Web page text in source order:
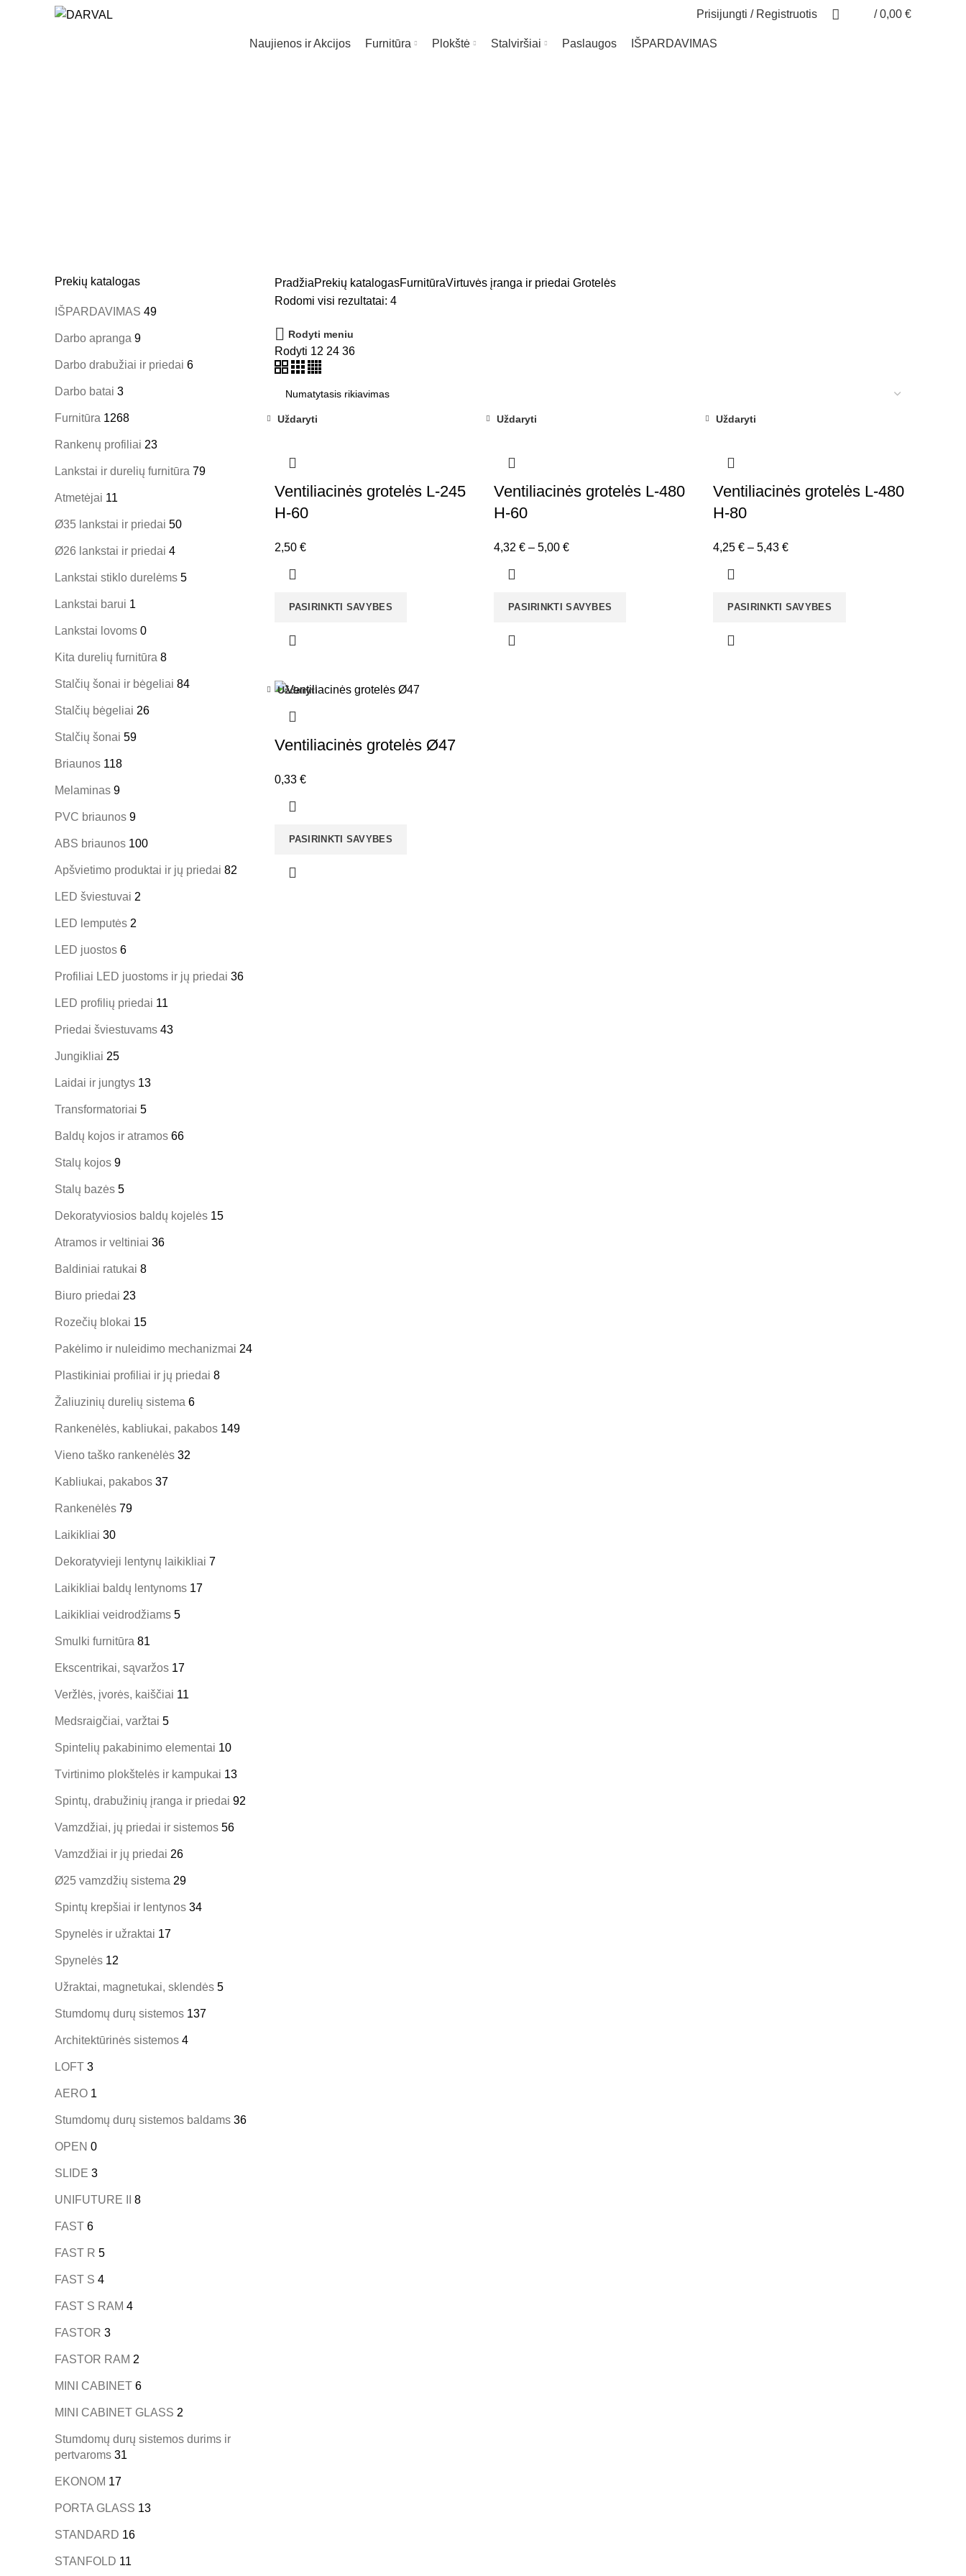
Prisijungti / Registruotis / 0,00 €
Naujienos ir Akcijos Furnitūra Plokštė Stalviršiai Paslaugos IŠPARDAVIMAS
Prekių katalogas
IŠPARDAVIMAS 49
Darbo apranga 9
Darbo drabužiai ir priedai 6
Darbo batai 3
Furnitūra 1268
Rankenų profiliai 23
Lankstai ir durelių furnitūra 79
Atmetėjai 11
Ø35 lankstai ir priedai 50
Ø26 lankstai ir priedai 4
Lankstai stiklo durelėms 5
Lankstai barui 1
Lankstai lovoms 0
Kita durelių furnitūra 8
Stalčių šonai ir bėgeliai 84
Stalčių bėgeliai 26
Stalčių šonai 59
Briaunos 118
Melaminas 9
PVC briaunos 9
ABS briaunos 100
Apšvietimo produktai ir jų priedai 82
LED šviestuvai 2
LED lemputės 2
LED juostos 6
Profiliai LED juostoms ir jų priedai 36
LED profilių priedai 11
Priedai šviestuvams 43
Jungikliai 25
Laidai ir jungtys 13
Transformatoriai 5
Baldų kojos ir atramos 66
Stalų kojos 9
Stalų bazės 5
Dekoratyviosios baldų kojelės 15
Atramos ir veltiniai 36
Baldiniai ratukai 8
Biuro priedai 23
Rozečių blokai 15
Pakėlimo ir nuleidimo mechanizmai 24
Plastikiniai profiliai ir jų priedai 8
Žaliuzinių durelių sistema 6
Rankenėlės, kabliukai, pakabos 149
Vieno taško rankenėlės 32
Kabliukai, pakabos 37
Rankenėlės 79
Laikikliai 30
Dekoratyvieji lentynų laikikliai 7
Laikikliai baldų lentynoms 17
Laikikliai veidrodžiams 5
Smulki furnitūra 81
Ekscentrikai, sąvaržos 17
Veržlės, įvorės, kaiščiai 11
Medsraigčiai, varžtai 5
Spintelių pakabinimo elementai 10
Tvirtinimo plokštelės ir kampukai 13
Spintų, drabužinių įranga ir priedai 92
Vamzdžiai, jų priedai ir sistemos 56
Vamzdžiai ir jų priedai 26
Ø25 vamzdžių sistema 29
Spintų krepšiai ir lentynos 34
Spynelės ir užraktai 17
Spynelės 12
Užraktai, magnetukai, sklendės 5
Stumdomų durų sistemos 137
Architektūrinės sistemos 4
LOFT 3
AERO 1
Stumdomų durų sistemos baldams 36
OPEN 0
SLIDE 3
UNIFUTURE II 8
FAST 6
FAST R 5
FAST S 4
FAST S RAM 4
FASTOR 3
FASTOR RAM 2
MINI CABINET 6
MINI CABINET GLASS 2
Stumdomų durų sistemos durims ir
pertvaroms 31
EKONOM 17
PORTA GLASS 13
STANDARD 16
STANFOLD 11
PradžiaPrekių katalogasFurnitūraVirtuvės įranga ir priedai Grotelės
Rodomi visi rezultatai: 4
Rodyti meniu
Rodyti 12 24 36
Uždaryti
Ventiliacinės grotelės L-245
H-60
2,50 €
PASIRINKTI SAVYBES
Uždaryti
Ventiliacinės grotelės L-480
H-60
4,32 € – 5,00 €Price
through
PASIRINKTI SAVYBES
Uždaryti
Ventiliacinės grotelės L-480
H-80
4,25€ – 5,43€Price
through
PASIRINKTI SAVYBES
Uždaryti
Ventiliacinės grotelės Ø47
0,33 €
PASIRINKTI SAVYBES